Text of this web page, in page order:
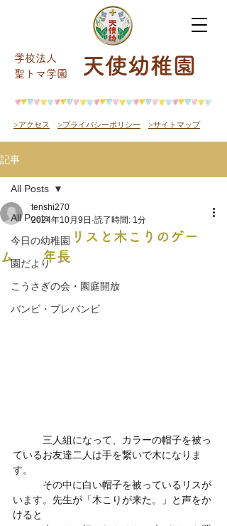
天使幼稚園
学校法人
​聖トマ学園
>アクセス >プライバシーポリシー >サイトマップ
記事
All Posts
今日の幼稚園
園だより
こうさぎの会・園庭開放
バンビ・プレバンビ
All Posts
リスと木こりのゲー
ム 年長
tenshi270
2024年10月9日 読了時間: 1分
三人組になって、カラーの帽子を被っ
ているお友達二人は手を繋いで木になりま
す。
その中に白い帽子を被っているリスが
います。先生が「木こりが来た。」と声をか
けると